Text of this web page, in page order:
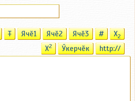
T Ячӗ1 Ячӗ2 Ячӗ3 # X2
X2 Ӳкерчӗк http://